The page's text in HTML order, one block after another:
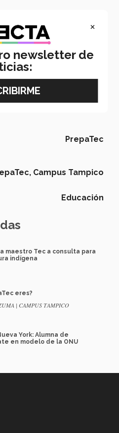
Tampico
PrepaTec
Campus Tampico
Educación
a maestro Tec a consulta para
indígena
eres?
| CAMPUS TAMPICO
York: Alumna de
en modelo de la ONU
×
newsletter de